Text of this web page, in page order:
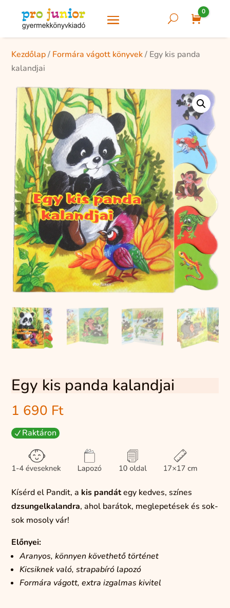
U Cart
0
Kezdőlap/ Formára vágott könyvek/ Egy kis panda
kalandjai
Egy kis panda kalandjai
1 690 Ft
N Raktáron
Kísérd el Pandit, a kis pandátegy kedves, színes
dzsungelkalandra, ahol barátok, meglepetések és sok-
sok mosoly vár!
Előnyei:
Aranyos, könnyen követhető történet
Kicsiknek való, strapabíró lapozó
Formára vágott, extra izgalmas kivitel